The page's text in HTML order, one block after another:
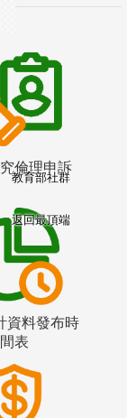
倫理申訴
資料發布時
間表
教育部社群
返回最頂端